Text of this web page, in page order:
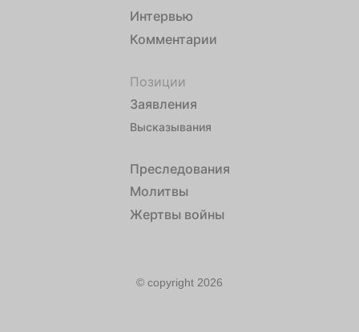
Интервью
Комментарии
Позиции
Заявления
Высказывания
Преследования
Молитвы
Жертвы войны
© copyright 2026